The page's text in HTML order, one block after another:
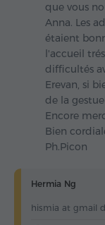
que vous
Anna. Les
étaient
l'accueil
difficultés
Erevan, si
de la
Encore
Bien
Ph.Picon
Hermia Ng
hismia at gmail